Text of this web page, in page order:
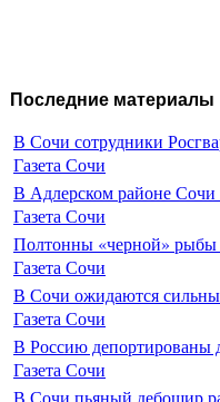
Последние материалы
В Сочи сотрудники
Газета Сочи
В Адлерском районе Сочи
Газета Сочи
Полтонны «черной» рыбы
Газета Сочи
В Сочи ожидаются
Газета Сочи
В Россию депортированы
Газета Сочи
В Сочи пьяный дебошир